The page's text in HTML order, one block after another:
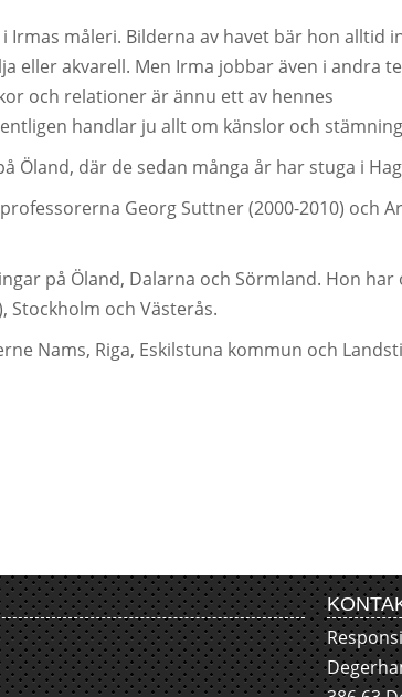
Irmas måleri. Bilderna av havet bär hon alltid
eller akvarell. Men Irma jobbar även i andra
och relationer är ännu ett av hennes
handlar ju allt om känslor och
Öland, där de sedan många år har stuga i
Georg Suttner (2000-2010) och
på Öland, Dalarna och Sörmland. Hon har
Stockholm och Västerås.
Nams, Riga, Eskilstuna kommun och